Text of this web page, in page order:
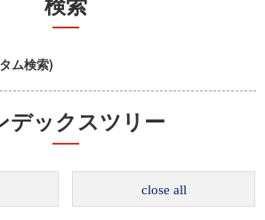
検索
ム検索)
デックスツリー
close all